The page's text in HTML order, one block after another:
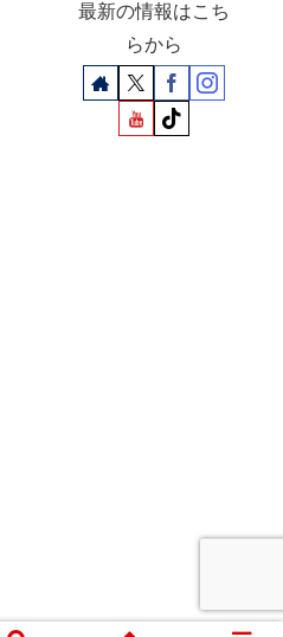
請
最新の情報はこち
らから